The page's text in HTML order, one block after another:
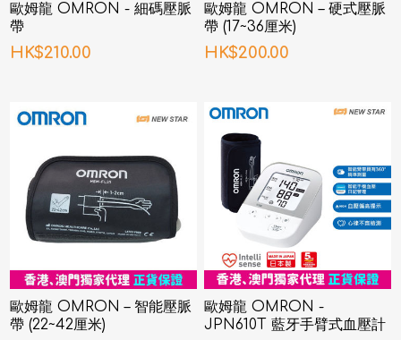
歐姆龍 OMRON - 細碼壓脈
帶
HK$210.00
歐姆龍 OMRON – 硬式壓脈
帶 (17~36厘米)
HK$200.00
歐姆龍 OMRON – 智能壓脈
帶 (22~42厘米)
歐姆龍 OMRON -
JPN610T 藍牙手臂式血壓計